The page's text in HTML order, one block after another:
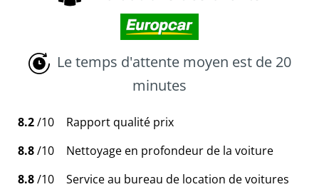
Le temps d'attente moyen est de 20
minutes
8.2/10
Rapport qualité prix
8.8/10
Nettoyage en profondeur de la voiture
8.8/10
Service au bureau de location de voitures